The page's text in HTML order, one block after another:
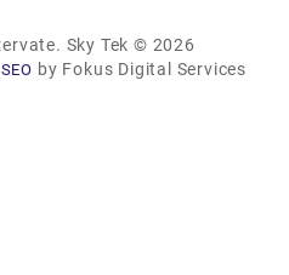
Sky Tek © 2026
by Fokus Digital Services